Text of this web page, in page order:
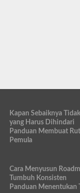
Kapan Sebaiknya
yang Harus Dihindari
Panduan Membuat
Pemula
Cara Menyusun
Tumbuh Konsisten
Panduan Menentukan